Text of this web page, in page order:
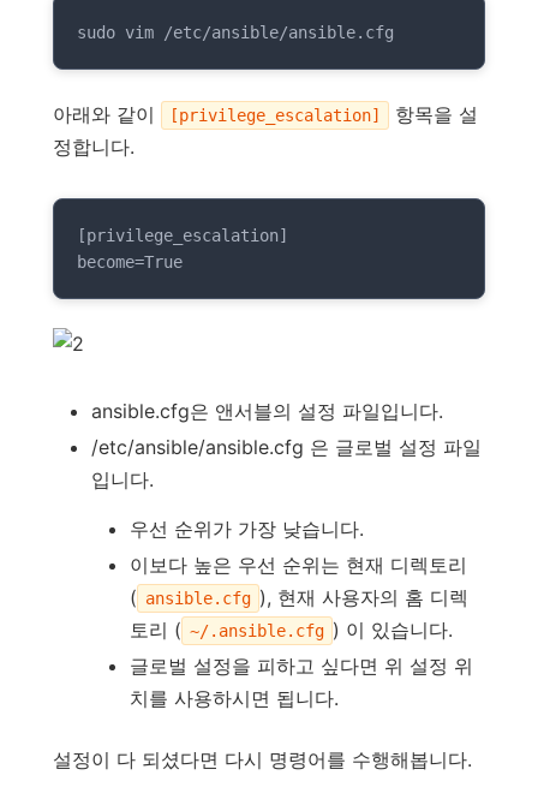
sudo vim /etc/ansible/ansible.cfg
아래와 같이 [privilege_escalation]
항목을 설
정합니다.
[privilege_escalation]
become=True
ansible.cfg은 앤서블의 설정 파일입니다.
/etc/ansible/ansible.cfg 은 글로벌 설정 파일
입니다.
우선 순위가 가장 낮습니다.
이보다 높은 우선 순위는 현재 디렉토리
( ansible.cfg ), 현재 사용자의 홈 디렉
토리 ( ~/.ansible.cfg ) 이 있습니다.
글로벌 설정을 피하고 싶다면 위 설정 위
치를 사용하시면 됩니다.
설정이 다 되셨다면 다시 명령어를 수행해봅니다.